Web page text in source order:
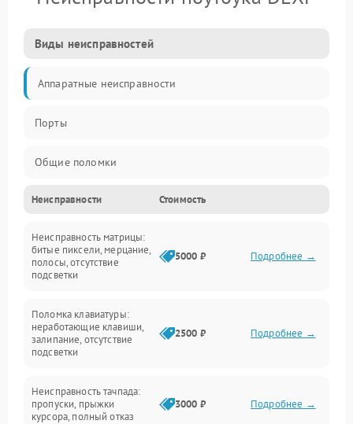
Виды неисправностей
Аппаратные неисправности
Порты
Общие поломки
Устройства
Программные ошибки
Электрические и системные сбои
Интерфейсные проблемы
Батарея
Сеть и интернет
Неисправности Стоимость
Неисправность матрицы:
битые пиксели, мерцание,
полосы, отсутствие
подсветки
5000 ₽ Подробнее →
Поломка клавиатуры:
неработающие клавиши,
залипание, отсутствие
подсветки
2500 ₽ Подробнее →
Неисправность тачпада:
пропуски, прыжки
курсора, полный отказ
3000 ₽ Подробнее →